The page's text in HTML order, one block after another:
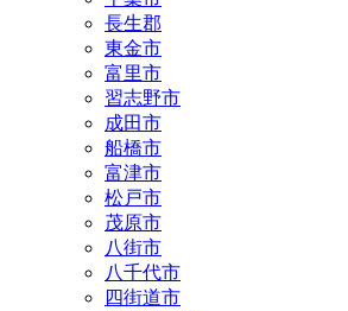
長生郡
東金市
富里市
習志野市
成田市
船橋市
富津市
松戸市
茂原市
八街市
八千代市
四街道市